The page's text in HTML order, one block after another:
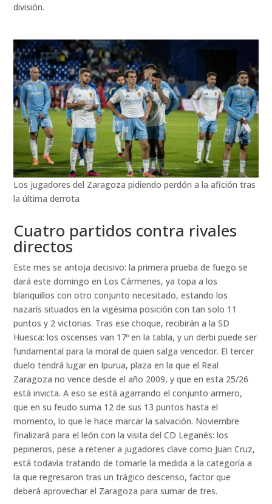
división.
Los jugadores del Zaragoza pidiendo perdón a la afición tras
la última derrota
Cuatro partidos contra rivales
directos
Este mes se antoja decisivo: la primera prueba de fuego se
dará este domingo en Los Cármenes, ya topa a los
blanquillos con otro conjunto necesitado, estando los
nazarís situados en la vigésima posición con tan solo 11
puntos y 2 victorias. Tras ese choque, recibirán a la SD
Huesca: los oscenses van 17º en la tabla, y un derbi puede ser
fundamental para la moral de quien salga vencedor. El tercer
duelo tendrá lugar en Ipurua, plaza en la que el Real
Zaragoza no vence desde el año 2009, y que en esta 25/26
está invicta. A eso se está agarrando el conjunto armero,
que en su feudo suma 12 de sus 13 puntos hasta el
momento, lo que le hace marcar la salvación. Noviembre
finalizará para el león con la visita del CD Leganés: los
pepineros, pese a retener a jugadores clave como Juan Cruz,
está todavía tratando de tomarle la medida a la categoría a
la que regresaron tras un trágico descenso, factor que
deberá aprovechar el Zaragoza para sumar de tres.